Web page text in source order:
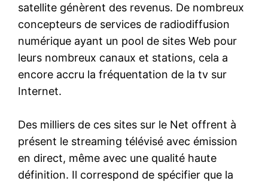
satellite génèrent des revenus. De nombreux
concepteurs de services de radiodiffusion
numérique ayant un pool de sites Web pour
leurs nombreux canaux et stations, cela a
encore accru la fréquentation de la tv sur
Internet.
Des milliers de ces sites sur le Net offrent à
présent le streaming télévisé avec émission
en direct, même avec une qualité haute
définition. Il correspond de spécifier que la